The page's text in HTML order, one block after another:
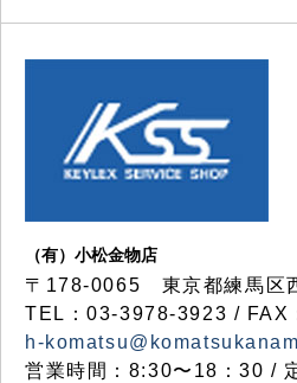
（有）小松金物店
〒178-0065 東京都練馬区
TEL：03-3978-3923 / FAX
h-
営業時間：8:30〜18：30 /